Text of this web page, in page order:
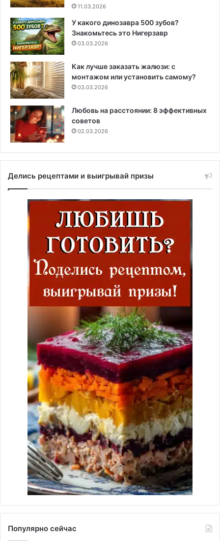
11.03.2026
У какого динозавра 500 зубов?
Знакомьтесь это Нигерзавр
03.03.2026
Как лучше заказать жалюзи: с
монтажом или установить самому?
03.03.2026
Любовь на расстоянии: 8 эффективных
советов
02.03.2026
Делись рецептами и выигрывай призы
Популярно сейчас